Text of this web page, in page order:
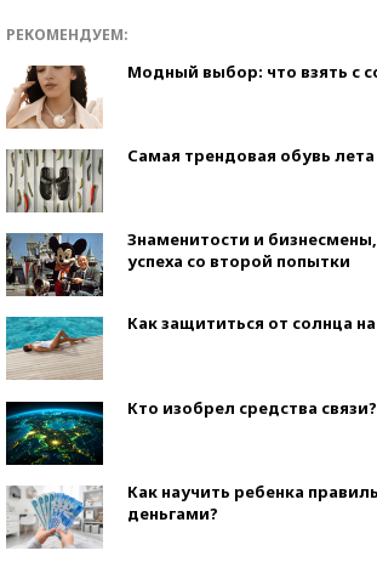
РЕКОМЕНДУЕМ:
Модный выбор: что взять с
Самая трендовая обувь лета
Знаменитости и
успеха со второй попытки
Как защититься от солнца
Кто изобрел средства связи?
Как научить ребенка
деньгами?